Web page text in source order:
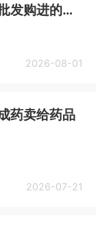
发购进的不
2026-08-01
药卖给药品
2026-07-21